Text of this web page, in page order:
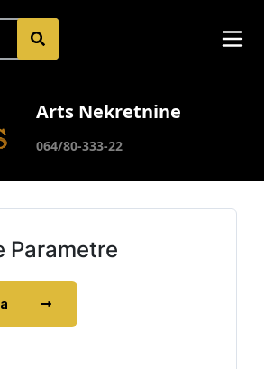
Arts Nekretnine
064/80-333-22
Parametre